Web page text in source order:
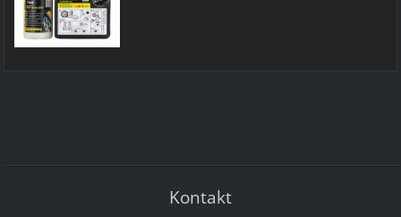
Kontakt